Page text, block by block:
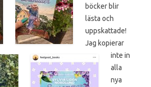
böcker blir
lästa och
uppskattade!
Jag kopierar
inte in
alla
nya